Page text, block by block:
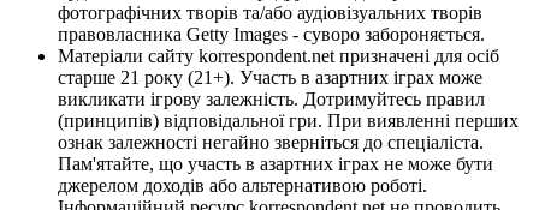
фотографічних творів та/або аудіовізуальних творів
правовласника Getty Images - суворо забороняється.
Матеріали сайту korrespondent.net призначені для осіб
старше 21 року (21+). Участь в азартних іграх може
викликати ігрову залежність. Дотримуйтесь правил
(принципів) відповідальної гри. При виявленні перших
ознак залежності негайно зверніться до спеціаліста.
Пам'ятайте, що участь в азартних іграх не може бути
джерелом доходів або альтернативою роботі.